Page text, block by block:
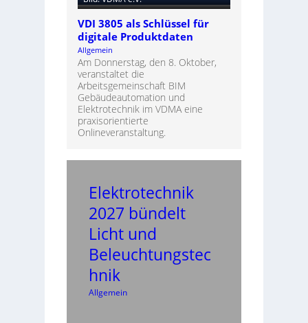
VDI 3805 als Schlüssel für
digitale Produktdaten
Allgemein
Am Donnerstag, den 8. Oktober,
veranstaltet die
Arbeitsgemeinschaft BIM
Gebäudeautomation und
Elektrotechnik im VDMA eine
praxisorientierte
Onlineveranstaltung.
Elektrotechnik
2027 bündelt
Licht und
Beleuchtungstec
hnik
Allgemein